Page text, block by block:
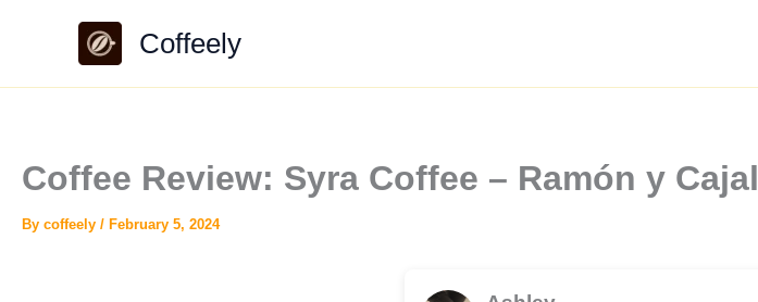
Coffeely
Coffee Review: Syra Coffee – Ramón y Cajal
By coffeely / February 5, 2024